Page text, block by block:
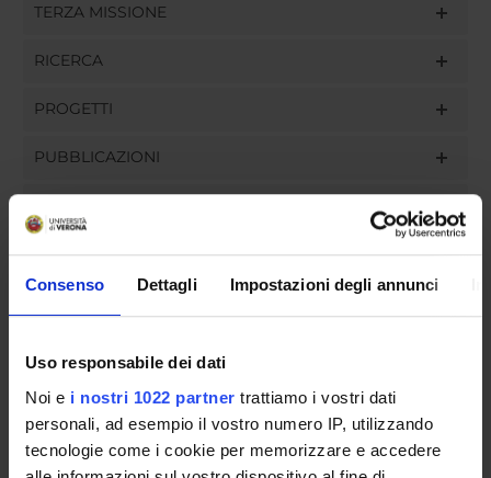
Consenso Dettagli Impostazioni degli annunci
Uso responsabile dei dati
Noi e i nostri 1022 partner trattiamo i vostri dati
personali, ad esempio il vostro numero IP, utilizzando
tecnologie come i cookie per memorizzare e accedere
TERZA MISSIONE
RICERCA
PROGETTI
PUBBLICAZIONI
GOVERNANCE
COMMISSIONI
UFFICI E STRUTTURE DI SERVIZIO